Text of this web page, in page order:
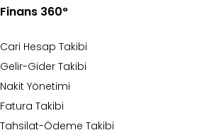
Finans 360°
Cari Hesap Takibi
Gelir-Gider Takibi
Nakit Yönetimi
Fatura Takibi
Tahsilat-Ödeme Takibi